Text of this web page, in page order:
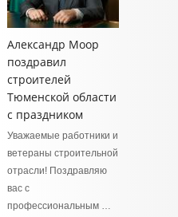
Александр Моор
поздравил
строителей
Тюменской области
с праздником
Уважаемые работники и
ветераны строительной
отрасли! Поздравляю
вас с
профессиональным …